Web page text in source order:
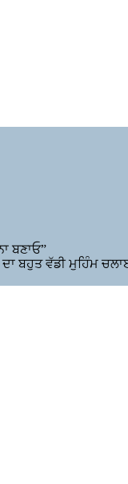
ਬਣਾਓ”
ਬਹੁਤ ਵੱਡੀ ਮੁਹਿੰਮ